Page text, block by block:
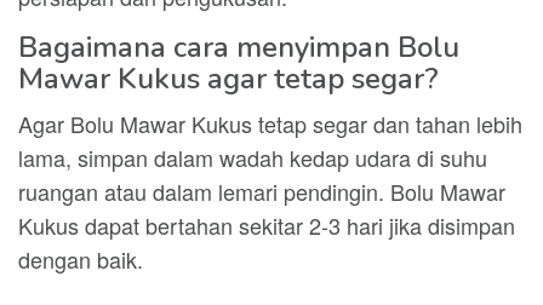
Bagaimana cara menyimpan Bolu
Mawar Kukus agar tetap segar?
Agar Bolu Mawar Kukus tetap segar dan tahan lebih
lama, simpan dalam wadah kedap udara di suhu
ruangan atau dalam lemari pendingin. Bolu Mawar
Kukus dapat bertahan sekitar 2-3 hari jika disimpan
dengan baik.